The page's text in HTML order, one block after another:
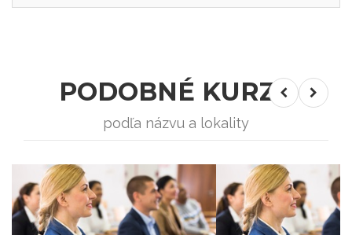
PODOBNÉ KURZY
podľa názvu a lokality